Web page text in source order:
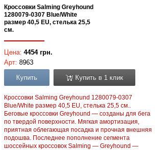
Кроссовки Salming Greyhound
1280079-0307 Blue/White
размер 40,5 EU, стелька 25,5
см.
Цена: 4454 грн.
Арт: 8963
Купить
Купить в 1 клик
Кроссовки Salming Greyhound 1280079-0307
Blue/White размер 40,5 EU, стелька 25,5 см..
Беговые кроссовки Greyhound — созданы для бега
по твердой поверхности. Мягкая амортизация,
приятная облегающая посадка и прочная внешняя
подошва. Последнее пополнение сегмента
шоссейных кроссовок Salming — Greyhound —